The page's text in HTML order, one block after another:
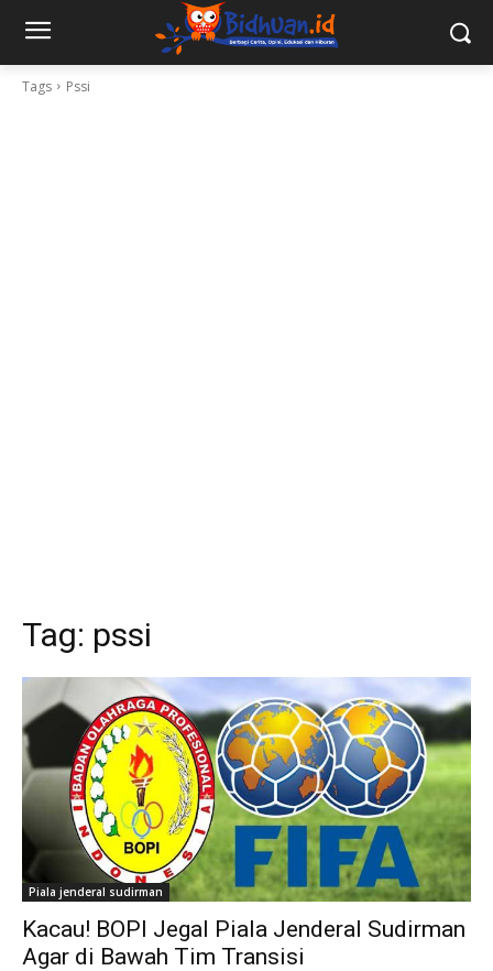
Tags Pssi
Tag: pssi
Piala jenderal sudirman
Kacau! BOPI Jegal Piala Jenderal Sudirman
Agar di Bawah Tim Transisi